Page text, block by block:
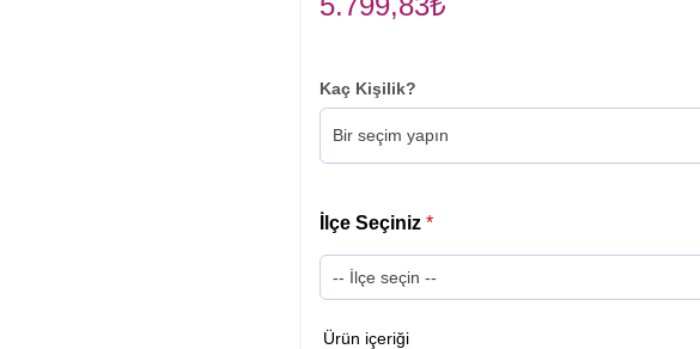
Kaç Kişilik?
İlçe Seçiniz *
Ürün içeriği